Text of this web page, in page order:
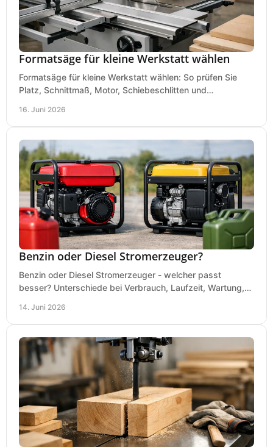
Formatsäge für kleine Werkstatt wählen
Formatsäge für kleine Werkstatt wählen: So prüfen Sie
Platz, Schnittmaß, Motor, Schiebeschlitten und
16. Juni 2026
Benzin oder Diesel Stromerzeuger?
Benzin oder Diesel Stromerzeuger - welcher passt
besser? Unterschiede bei Verbrauch, Laufzeit, Wartung,
14. Juni 2026